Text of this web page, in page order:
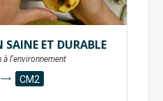
ET DURABLE
l'environnement
CM2